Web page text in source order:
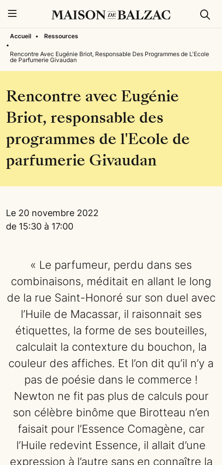
Accueil •
Ressources
•
Rencontre Avec Eugénie Briot, Responsable Des Programmes de L'Ecole
de Parfumerie Givaudan
Rencontre avec Eugénie
Briot, responsable des
programmes de l'Ecole de
parfumerie Givaudan
Le 20 novembre 2022
de 15:30 à 17:00
« Le parfumeur, perdu dans ses
combinaisons, méditait en allant le long
de la rue Saint-Honoré sur son duel avec
l’Huile de Macassar, il raisonnait ses
étiquettes, la forme de ses bouteilles,
calculait la contexture du bouchon, la
couleur des affiches. Et l’on dit qu’il n’y a
pas de poésie dans le commerce !
Newton ne fit pas plus de calculs pour
son célèbre binôme que Birotteau n’en
faisait pour l’Essence Comagène, car
l’Huile redevint Essence, il allait d’une
expression à l’autre sans en connaître la